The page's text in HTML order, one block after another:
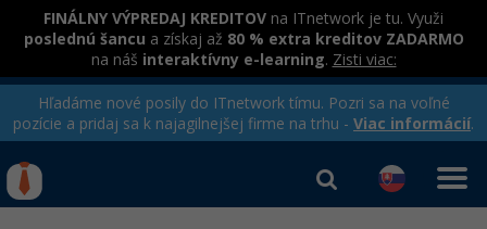
FINÁLNY VÝPREDAJ KREDITOV na ITnetwork je tu. Využi
poslednú šancu a získaj až 80 % extra kreditov ZADARMO
na náš interaktívny e-learning. Zisti viac:
Hľadáme nové posily do ITnetwork tímu. Pozri sa na voľné
pozície a pridaj sa k najagilnejšej firme na trhu - Viac informácií.